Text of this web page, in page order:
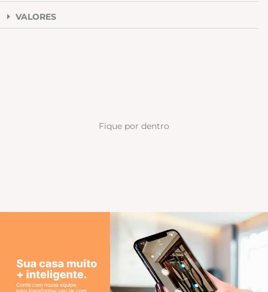
VALORES
Fique por dentro